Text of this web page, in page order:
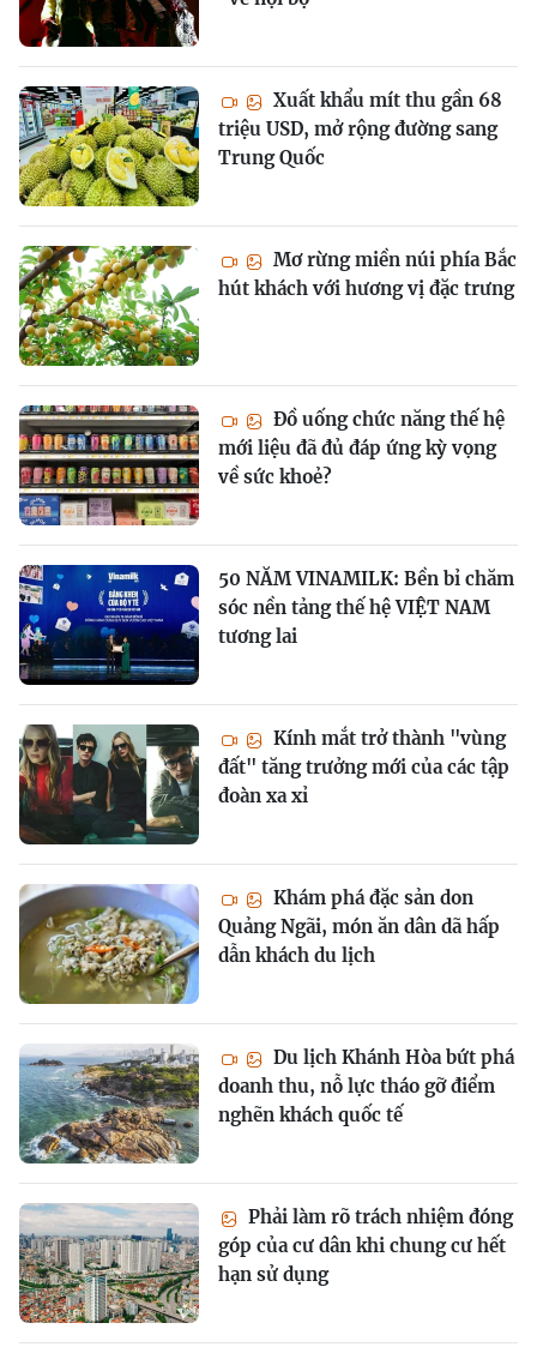
Xuất khẩu mít thu gần 68
triệu USD, mở rộng đường sang
Trung Quốc
Mơ rừng miền núi phía Bắc
hút khách với hương vị đặc trưng
Đồ uống chức năng thế hệ
mới liệu đã đủ đáp ứng kỳ vọng
về sức khoẻ?
50 NĂM VINAMILK: Bền bỉ chăm
sóc nền tảng thế hệ VIỆT NAM
tương lai
Kính mắt trở thành "vùng
đất" tăng trưởng mới của các tập
đoàn xa xỉ
Khám phá đặc sản don
Quảng Ngãi, món ăn dân dã hấp
dẫn khách du lịch
Du lịch Khánh Hòa bứt phá
doanh thu, nỗ lực tháo gỡ điểm
nghẽn khách quốc tế
Phải làm rõ trách nhiệm đóng
góp của cư dân khi chung cư hết
hạn sử dụng